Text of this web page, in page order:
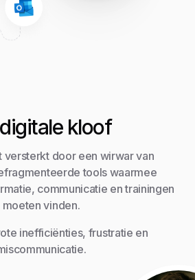
kloof
versterkt door een wirwar van
tools waarmee
communicatie en trainingen
moeten vinden.
inefficiënties, frustratie en